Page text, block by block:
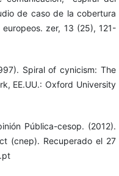
de caso de la cobertura
zer, 13 (25), 121-
Spiral of cynicism: The
EE.UU.: Oxford University
Pública-cesop. (2012).
(cnep). Recuperado el 27